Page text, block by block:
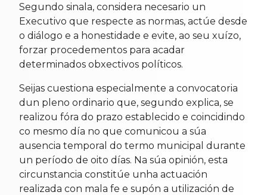
Segundo sinala, considera necesario un
Executivo que respecte as normas, actúe desde
o diálogo e a honestidade e evite, ao seu xuízo,
forzar procedementos para acadar
determinados obxectivos políticos.
Seijas cuestiona especialmente a convocatoria
dun pleno ordinario que, segundo explica, se
realizou fóra do prazo establecido e coincidindo
co mesmo día no que comunicou a súa
ausencia temporal do termo municipal durante
un período de oito días. Na súa opinión, esta
circunstancia constitúe unha actuación
realizada con mala fe e supón a utilización de